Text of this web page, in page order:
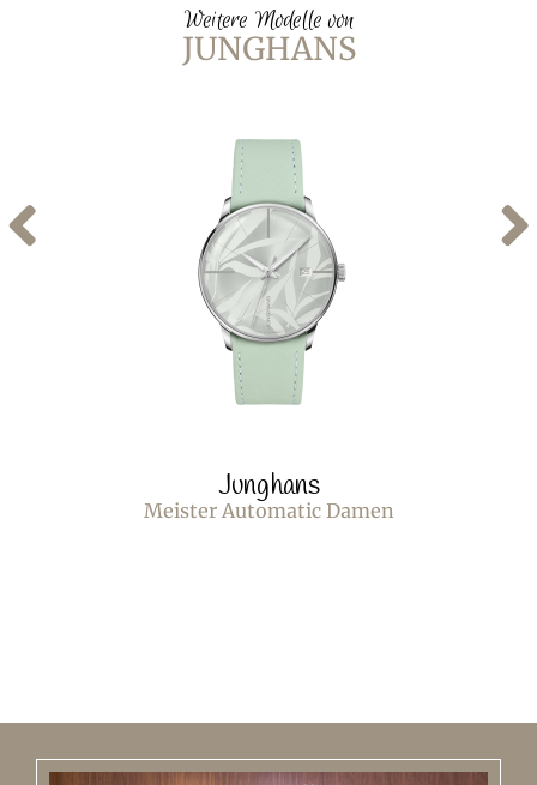
Weitere Modelle von
JUNGHANS
Junghans
Meister Automatic Damen